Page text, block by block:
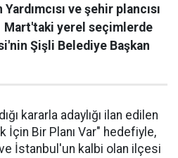
ve şehir plancısı
Mart'taki yerel seçimlerde
Şişli Belediye Başkan
kararla adaylığı ilan edilen
İçin Bir Planı Var" hedefiyle,
İstanbul'un kalbi olan ilçesi